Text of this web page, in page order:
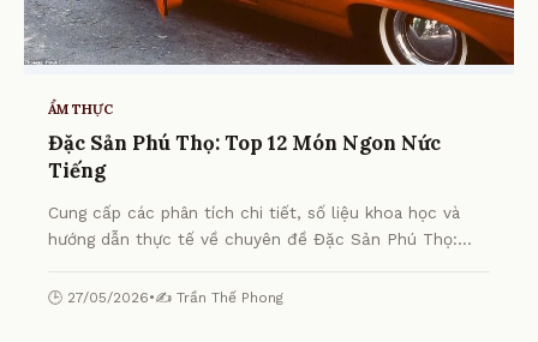
ẨM THỰC
Đặc Sản Phú Thọ: Top 12 Món Ngon Nức
Tiếng
Cung cấp các phân tích chi tiết, số liệu khoa học và
hướng dẫn thực tế về chuyên đề Đặc Sản Phú Thọ:
🕒 27/05/2026•✍️ Trần Thế Phong